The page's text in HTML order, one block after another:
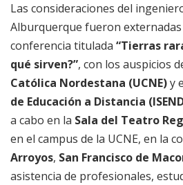
Las consideraciones del
Alburquerque fueron
conferencia titulada “Tierras
qué sirven?”, con los auspicios
Católica Nordestana (UCNE)y
de Educación a Distancia
a cabo en la Sala del Teatro
en el campus de la UCNE, en la
Arroyos, San Francisco de
asistencia de profesionales,